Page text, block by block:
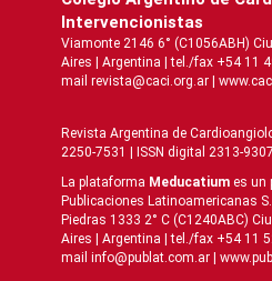
Intervencionistas
Viamonte 2146 6° (C1056ABH)
Aires | Argentina | tel./fax +54 11
mail revista@caci.org.ar |
Revista Argentina de
2250-7531 | ISSN digital 2313-9307
La plataforma Meducatium es un
Publicaciones Latinoamericanas
Piedras 1333 2° C (C1240ABC)
Aires | Argentina | tel./fax +54 11
mail info@publat.com.ar |